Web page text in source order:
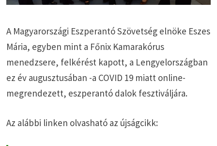
A Magyarországi Eszperantó Szövetség elnöke Eszes
Mária, egyben mint a Főnix Kamarakórus
menedzsere, felkérést kapott, a Lengyelországban
ez év augusztusában -a COVID 19 miatt online-
megrendezett, eszperantó dalok fesztiváljára.
Az alábbi linken olvasható az újságcikk: